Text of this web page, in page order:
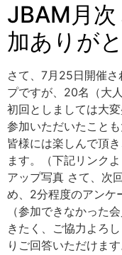
JBAM月
加ありが
さて、7月25日開催
プですが、20名（大
初回としましては大
参加いただいたこと
皆様には楽しんで頂
ます。（下記リンク
アップ写真 さて、次
め、2分程度のアンケ
（参加できなかった
きたく、ご協力よろ
りご回答いただけま